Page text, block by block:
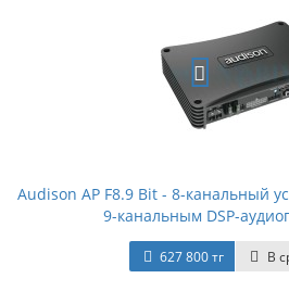
Audison AP F8.9 Bit - 8-канальный
9-канальным DSP-
627 800 тг В